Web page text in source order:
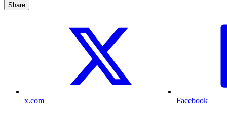
Share
x.com Facebook